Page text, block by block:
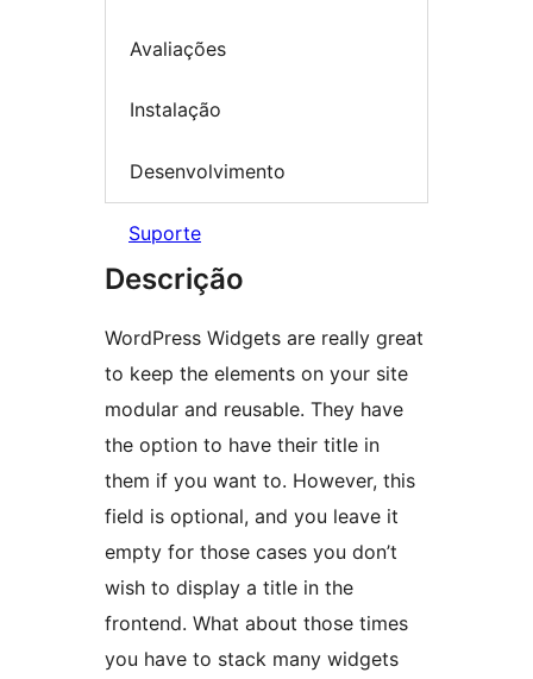
Avaliações
Instalação
Desenvolvimento
Suporte
Descrição
WordPress Widgets are really great
to keep the elements on your site
modular and reusable. They have
the option to have their title in
them if you want to. However, this
field is optional, and you leave it
empty for those cases you don’t
wish to display a title in the
frontend. What about those times
you have to stack many widgets